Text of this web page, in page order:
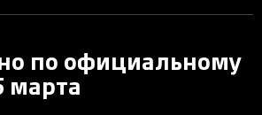
по официальному
марта